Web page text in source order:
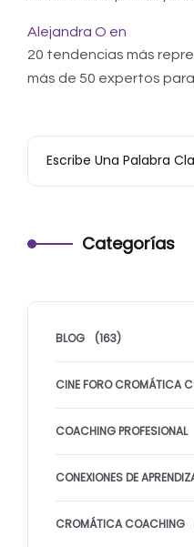
Alejandra O en
20 tendencias más
más de 50 expertos para
Categorías
BLOG (163)
CINE FORO CROMÁTICA
COACHING PROFESIONAL
CONEXIONES DE
CROMÁTICA COACHING